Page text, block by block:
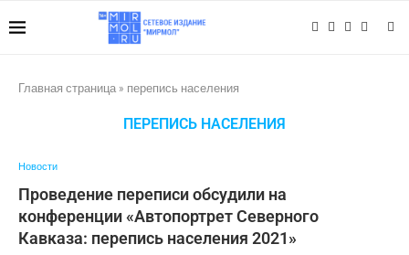
Главная страница » перепись населения
ПЕРЕПИСЬ НАСЕЛЕНИЯ
Новости
Проведение переписи обсудили на
конференции «Автопортрет Северного
Кавказа: перепись населения 2021»